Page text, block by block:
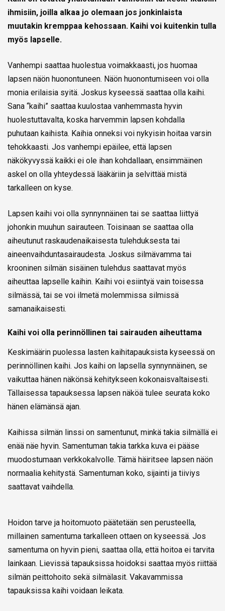
ihmisiin, joilla alkaa jo olemaan jos jonkinlaista
muutakin kremppaa kehossaan. Kaihi voi kuitenkin tulla
myös lapselle.
Vanhempi saattaa huolestua voimakkaasti, jos huomaa
lapsen näön huonontuneen. Näön huonontumiseen voi olla
monia erilaisia syitä. Joskus kyseessä saattaa olla kaihi.
Sana “kaihi” saattaa kuulostaa vanhemmasta hyvin
huolestuttavalta, koska harvemmin lapsen kohdalla
puhutaan kaihista. Kaihia onneksi voi nykyisin hoitaa varsin
tehokkaasti. Jos vanhempi epäilee, että lapsen
näkökyvyssä kaikki ei ole ihan kohdallaan, ensimmäinen
askel on olla yhteydessä lääkäriin ja selvittää mistä
tarkalleen on kyse.
Lapsen kaihi voi olla synnynnäinen tai se saattaa liittyä
johonkin muuhun sairauteen. Toisinaan se saattaa olla
aiheutunut raskaudenaikaisesta tulehduksesta tai
aineenvaihduntasairaudesta. Joskus silmävamma tai
krooninen silmän sisäinen tulehdus saattavat myös
aiheuttaa lapselle kaihin. Kaihi voi esiintyä vain toisessa
silmässä, tai se voi ilmetä molemmissa silmissä
samanaikaisesti.
Kaihi voi olla perinnöllinen tai sairauden aiheuttama
Keskimäärin puolessa lasten kaihitapauksista kyseessä on
perinnöllinen kaihi. Jos kaihi on lapsella synnynnäinen, se
vaikuttaa hänen näkönsä kehitykseen kokonaisvaltaisesti.
Tällaisessa tapauksessa lapsen näköä tulee seurata koko
hänen elämänsä ajan.
Kaihissa silmän linssi on samentunut, minkä takia silmällä ei
enää näe hyvin. Samentuman takia tarkka kuva ei pääse
muodostumaan verkkokalvolle. Tämä häiritsee lapsen näön
normaalia kehitystä. Samentuman koko, sijainti ja tiiviys
saattavat vaihdella.
Hoidon tarve ja hoitomuoto päätetään sen perusteella,
millainen samentuma tarkalleen ottaen on kyseessä. Jos
samentuma on hyvin pieni, saattaa olla, että hoitoa ei tarvita
lainkaan. Lievissä tapauksissa hoidoksi saattaa myös riittää
silmän peittohoito sekä silmälasit. Vakavammissa
tapauksissa kaihi voidaan leikata.